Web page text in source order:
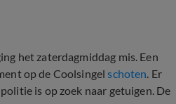
het zaterdagmiddag mis. Een
op de Coolsingelschoten. Er
is op zoek naar getuigen. De